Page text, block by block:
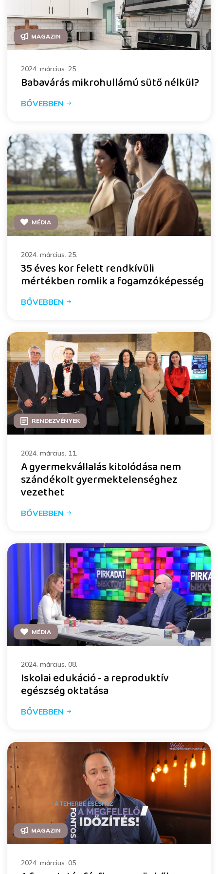
MAGAZIN
2024. március. 25.
Babavárás mikrohullámú sütő nélkül?
BŐVEBBEN
MÉDIA
2024. március. 25.
35 éves kor felett rendkívüli
mértékben romlik a fogamzóképesség
BŐVEBBEN
RENDEZVÉNYEK
2024. március. 11.
A gyermekvállalás kitolódása nem
szándékolt gyermektelenséghez
vezethet
BŐVEBBEN
MÉDIA
2024. március. 08.
Iskolai edukáció - a reproduktív
egészség oktatása
BŐVEBBEN
MAGAZIN
2024. március. 05.